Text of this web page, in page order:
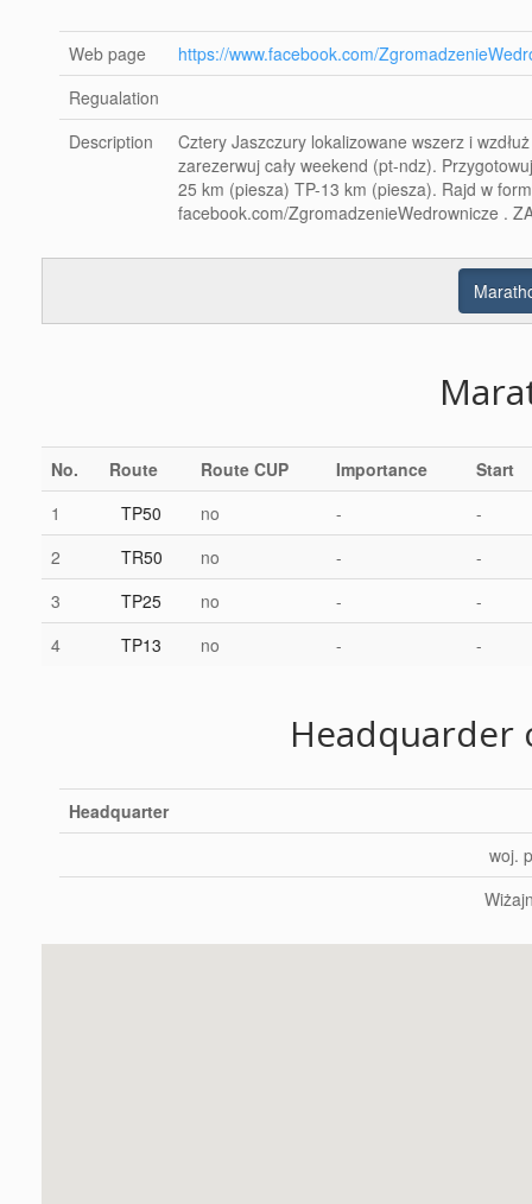
Web page
https://www.facebook.com/
Regualation
Description
Cztery Jaszczury lokalizowane wszerz i
zarezerwuj cały weekend (pt-ndz).
25 km (piesza) TP-13 km (piesza). Rajd w
facebook.com/ZgromadzenieWedrownicze .
No. Route Route CUP Importance
Start
1
TP50 no -
-
2
TR50 no -
-
3
TP25 no -
-
4
TP13 no - -
Headquarter
woj.